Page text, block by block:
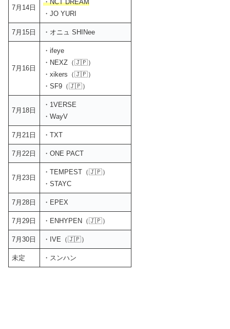
7月14日
・NCT DREAM
・JO YURI
7月15日 ・オニュ SHINee
7月16日
・ifeye
・NEXZ（🇯🇵）
・xikers（🇯🇵）
・SF9（🇯🇵）
7月18日
・1VERSE
・WayV
7月21日 ・TXT
7月22日 ・ONE PACT
7月23日
・TEMPEST（🇯🇵）
・STAYC
7月28日 ・EPEX
7月29日 ・ENHYPEN（🇯🇵）
7月30日 ・IVE（🇯🇵）
未定 ・スンハン